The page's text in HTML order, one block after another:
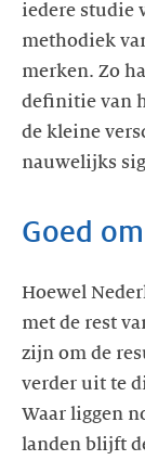
iedere studie
methodiek
merken. Zo
definitie van
de kleine
nauwelijks
Goed
Hoewel
met de rest
zijn om de
verder uit te
Waar liggen
landen blijft